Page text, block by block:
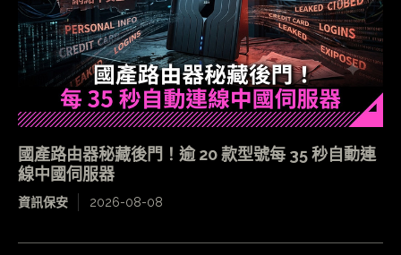
國產路由器秘藏後門！逾 20 款型號每 35 秒自動連
線中國伺服器
資訊保安 2026-08-08